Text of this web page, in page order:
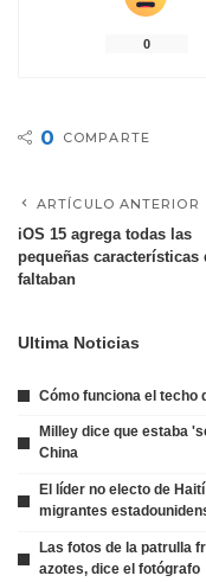
0
0 COMPARTE
ARTÍCULO ANTERIOR
iOS 15 agrega todas las
pequeñas características
faltaban
Ultima Noticias
Cómo funciona el techo
Milley dice que estaba
China
El líder no electo de
migrantes
Las fotos de la patrulla
azotes, dice el fotógrafo